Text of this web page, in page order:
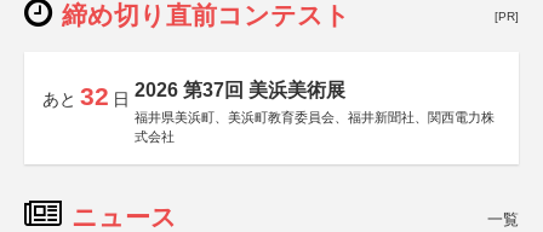
締め切り直前コンテスト [PR]
あと 32 日 2026 第37回 美浜美術展
福井県美浜町、美浜町教育委員会、福井新聞社、関西電力株
式会社
ニュース 一覧